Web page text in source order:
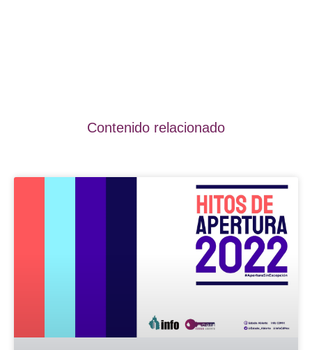
Contenido relacionado